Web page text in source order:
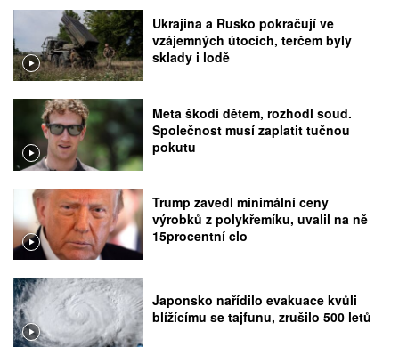
Ukrajina a Rusko pokračují ve
vzájemných útocích, terčem byly
sklady i lodě
Meta škodí dětem, rozhodl soud.
Společnost musí zaplatit tučnou
pokutu
Trump zavedl minimální ceny
výrobků z polykřemíku, uvalil na ně
15procentní clo
Japonsko nařídilo evakuace kvůli
blížícímu se tajfunu, zrušilo 500 letů